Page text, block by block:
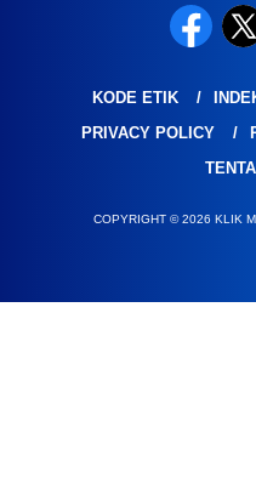
KODE ETIK
PRIVACY POLICY
COPYRIGHT © 2026 KLIK